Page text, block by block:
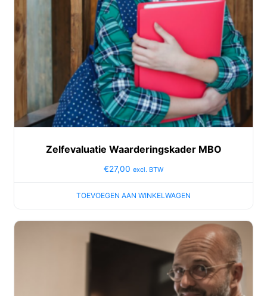
Zelfevaluatie Waarderingskader MBO
€27,00 excl. BTW
TOEVOEGEN AAN WINKELWAGEN